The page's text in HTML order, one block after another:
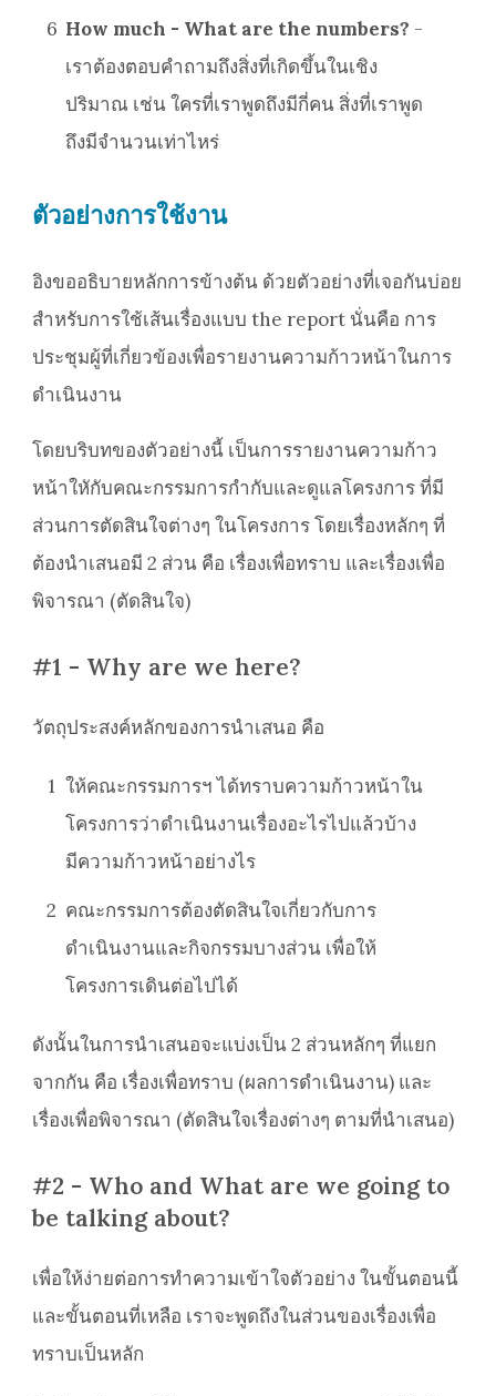
6 How much - What are the numbers? -
เราต้องตอบคำถามถึงสิ่งที่เกิดขึ้นในเชิง
ปริมาณ เช่น ใครที่เราพูดถึงมีกี่คน สิ่งที่เราพูด
ถึงมีจำนวนเท่าไหร่
ตัวอย่างการใช้งาน
อิงขออธิบายหลักการข้างต้น ด้วยตัวอย่างที่เจอกันบ่อย
สำหรับการใช้เส้นเรื่องแบบ the report นั่นคือ การ
ประชุมผู้ที่เกี่ยวข้องเพื่อรายงานความก้าวหน้าในการ
ดำเนินงาน
โดยบริบทของตัวอย่างนี้ เป็นการรายงานความก้าว
หน้าใหักับคณะกรรมการกำกับและดูแลโครงการ ที่มี
ส่วนการตัดสินใจต่างๆ ในโครงการ โดยเรื่องหลักๆ ที่
ต้องนำเสนอมี 2 ส่วน คือ เรื่องเพื่อทราบ และเรื่องเพื่อ
พิจารณา (ตัดสินใจ)
#1 - Why are we here?
วัตถุประสงค์หลักของการนำเสนอ คือ
1 ให้คณะกรรมการฯ ได้ทราบความก้าวหน้าใน
โครงการว่าดำเนินงานเรื่องอะไรไปแล้วบ้าง
มีความก้าวหน้าอย่างไร
2 คณะกรรมการต้องตัดสินใจเกี่ยวกับการ
ดำเนินงานและกิจกรรมบางส่วน เพื่อให้
โครงการเดินต่อไปได้
ดังนั้นในการนำเสนอจะแบ่งเป็น 2 ส่วนหลักๆ ที่แยก
จากกัน คือ เรื่องเพื่อทราบ (ผลการดำเนินงาน) และ
เรื่องเพื่อพิจารณา (ตัดสินใจเรื่องต่างๆ ตามที่นำเสนอ)
#2 - Who and What are we going to
be talking about?
เพื่อให้ง่ายต่อการทำความเข้าใจตัวอย่าง ในขั้นตอนนี้
และขั้นตอนที่เหลือ เราจะพูดถึงในส่วนของเรื่องเพื่อ
ทราบเป็นหลัก